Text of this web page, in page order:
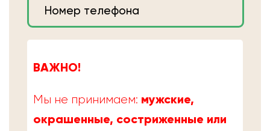
ВАЖНО!
Мы не принимаем: мужские,
окрашенные, состриженные или